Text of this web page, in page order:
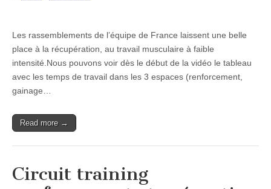
Les rassemblements de l’équipe de France laissent une belle
place à la récupération, au travail musculaire à faible
intensité.Nous pouvons voir dès le début de la vidéo le tableau
avec les temps de travail dans les 3 espaces (renforcement,
gainage…
Read more →
Circuit training